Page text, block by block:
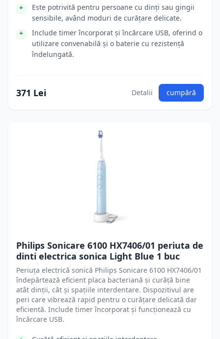
Este potrivită pentru persoane cu dinți sau gingii
sensibile, având moduri de curățare delicate.
Include timer încorporat și încărcare USB, oferind o
utilizare convenabilă și o baterie cu rezistență
îndelungată.
371 Lei Detalii cumpără
Philips Sonicare 6100 HX7406/01 periuta de
dinti electrica sonica Light Blue 1 buc
Periuța electrică sonică Philips Sonicare 6100 HX7406/01
îndepărtează eficient placa bacteriană și curăță bine
atât dinții, cât și spațiile interdentare. Dispozitivul are
peri care vibrează rapid pentru o curățare delicată dar
eficientă. Include timer încorporat și funcționează cu
încărcare USB.